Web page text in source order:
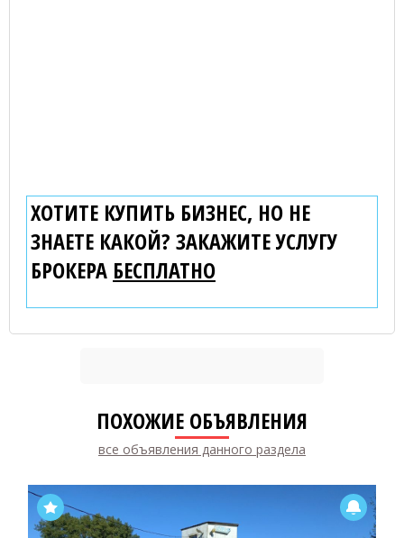
ХОТИТЕ КУПИТЬ БИЗНЕС, НО НЕ
ЗНАЕТЕ КАКОЙ? ЗАКАЖИТЕ УСЛУГУ
БРОКЕРА БЕСПЛАТНО
ПОХОЖИЕ ОБЪЯВЛЕНИЯ
все объявления данного раздела